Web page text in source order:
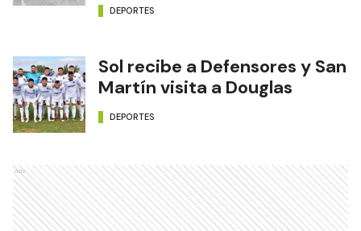
DEPORTES
Sol recibe a Defensores y San
Martín visita a Douglas
DEPORTES
Ads